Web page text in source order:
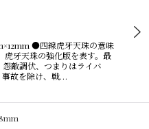
●四線虎牙天珠の意味
牙天珠の強化版を表す。最
敵調伏、つまりはライバ
事故を除け、戦…